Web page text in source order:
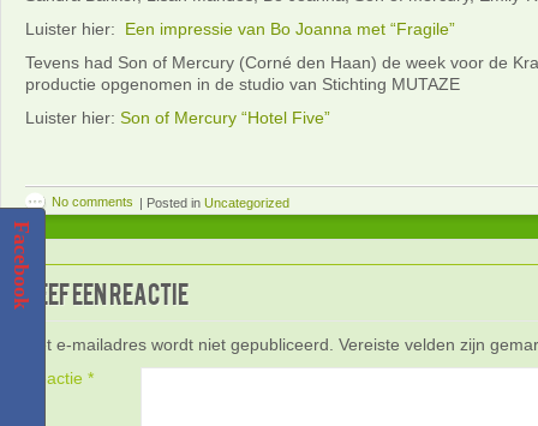
Luister hier: Een impressie van Bo Joanna met “Fragile”
Tevens had Son of Mercury (Corné den Haan) de week voor de
productie opgenomen in de studio van Stichting MUTAZE
Luister hier: Son of Mercury “Hotel Five”
No comments | Posted in Uncategorized
Geef een reactie
Het e-mailadres wordt niet gepubliceerd. Vereiste velden zijn
Reactie *
Facebook